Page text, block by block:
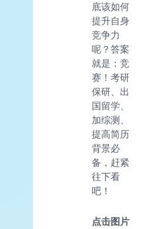
底该如何
提升自身
竞争力
呢？答案
就是：竞
赛！考研
保研、出
国留学、
加综测、
提高简历
背景必
备，赶紧
往下看
吧！
点击图片